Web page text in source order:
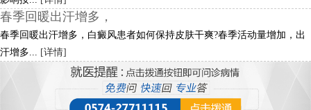
春季回暖出汗增多，
春季回暖出汗增多，白癜风患者如何保持皮肤干爽?春季活动量增加，出
汗增多...
[详情]